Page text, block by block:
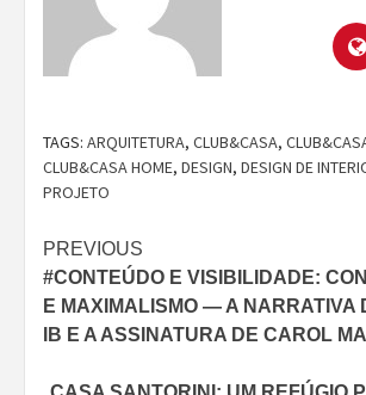
TAGS: ARQUITETURA, CLUB&CASA,
CLUB&CASA HOME, DESIGN, DESIGN DE
PROJETO
Continue
Reading
PREVIOUS
#CONTEÚDO E VISIBILIDADE:
E MAXIMALISMO — A NARRATIVA
IB E A ASSINATURA DE CAROL